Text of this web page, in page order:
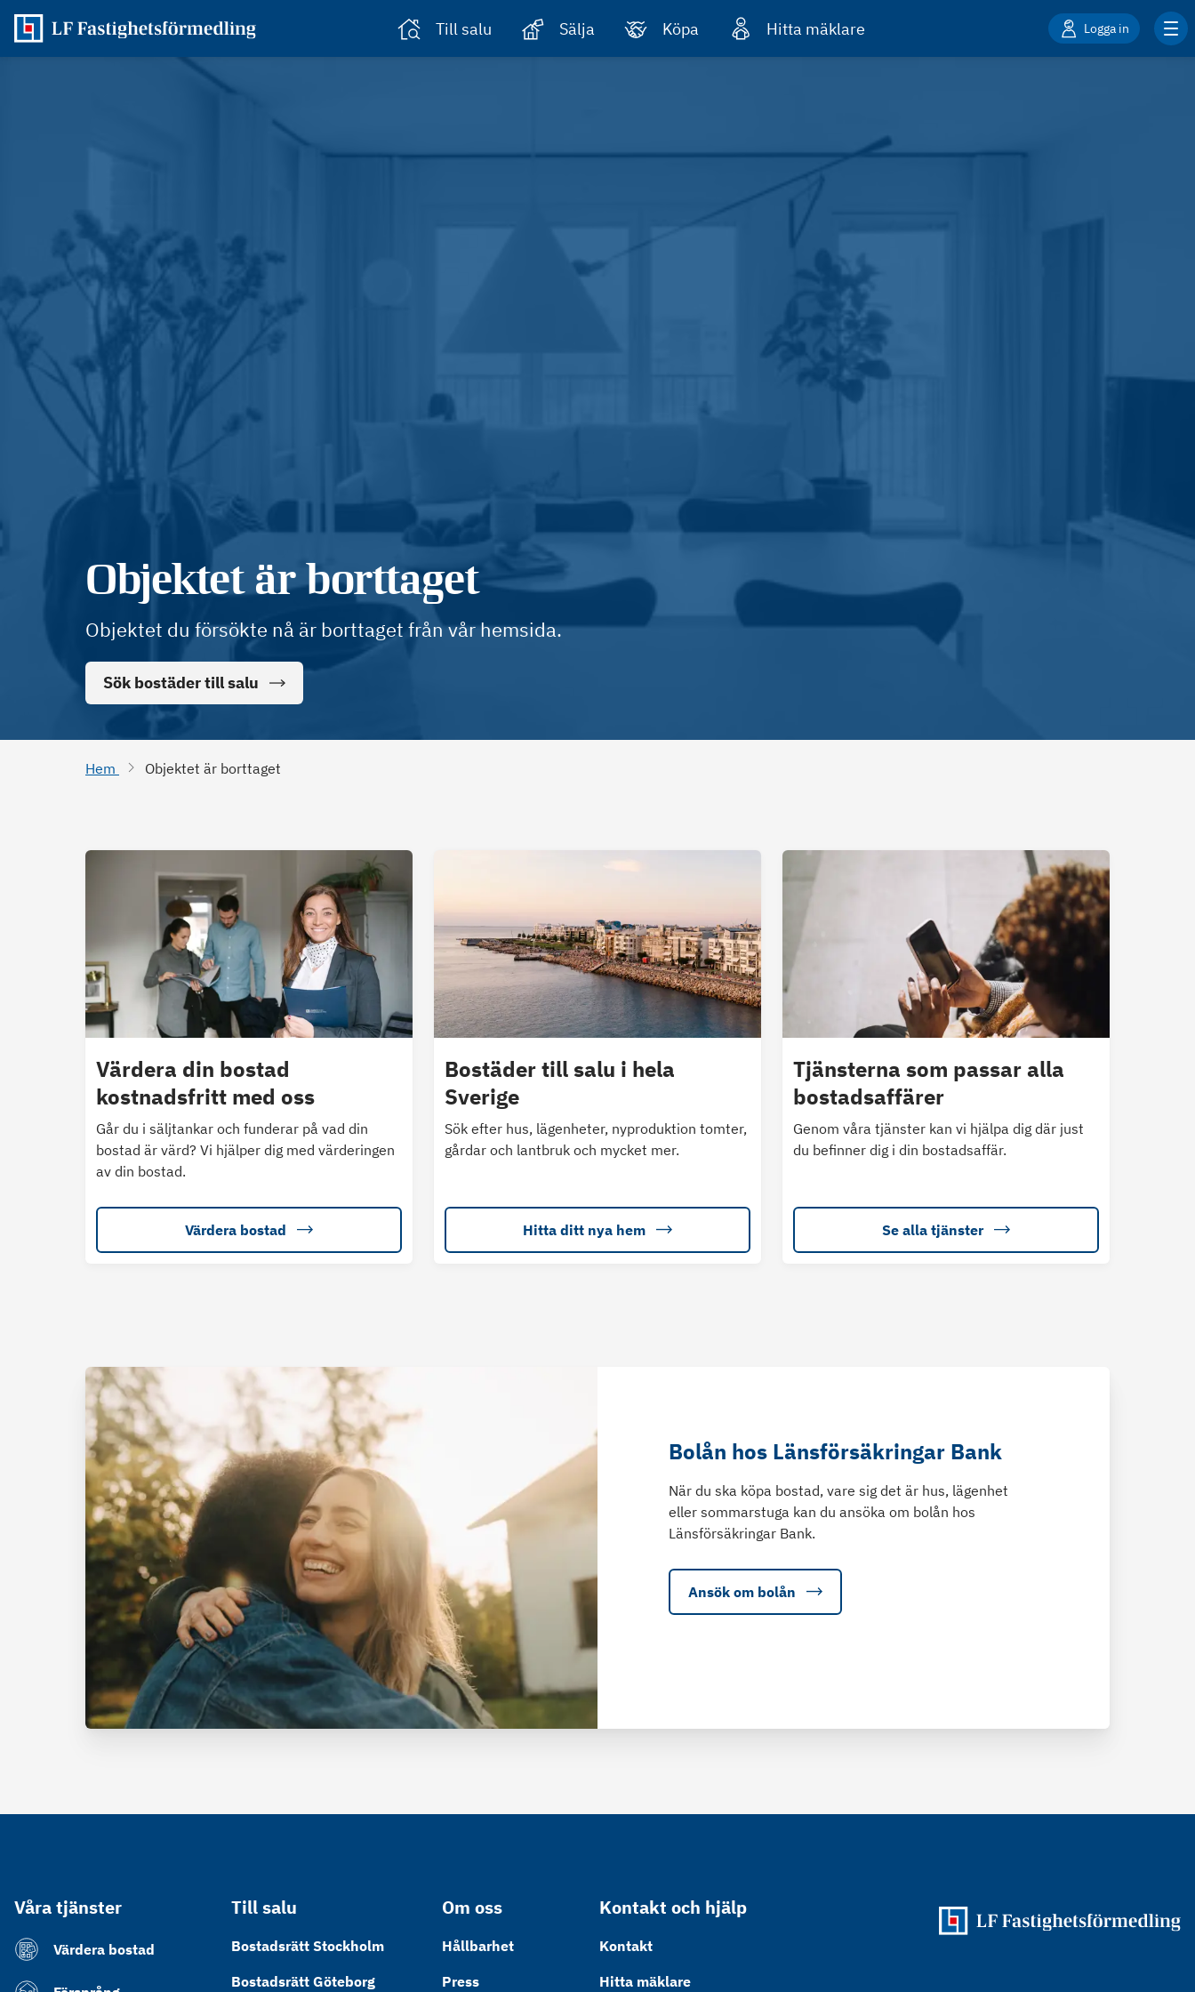
Till salu Sälja Köpa Hitta mäklare Logga in
Objektet är borttaget
Objektet du försökte nå är borttaget från vår hemsida.
Sök bostäder till salu
Hem Objektet är borttaget
Värdera din bostad
kostnadsfritt med oss
Går du i säljtankar och funderar på vad din
bostad är värd? Vi hjälper dig med värderingen
av din bostad.
Värdera bostad
Bostäder till salu i hela
Sverige
Sök efter hus, lägenheter, nyproduktion tomter,
gårdar och lantbruk och mycket mer.
Hitta ditt nya hem
Tjänsterna som passar alla
bostadsaffärer
Genom våra tjänster kan vi hjälpa dig där just
du befinner dig i din bostadsaffär.
Se alla tjänster
Bolån hos Länsförsäkringar Bank
När du ska köpa bostad, vare sig det är hus, lägenhet
eller sommarstuga kan du ansöka om bolån hos
Länsförsäkringar Bank.
Ansök om bolån
Våra tjänster
Värdera bostad
Till salu
Bostadsrätt Stockholm
Bostadsrätt Göteborg
Om oss
Hållbarhet
Press
Kontakt och hjälp
Kontakt
Hitta mäklare